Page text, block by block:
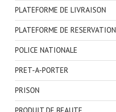
PLATEFORME DE LIVRAISON
PLATEFORME DE RESERVATION
POLICE NATIONALE
PRET-A-PORTER
PRISON